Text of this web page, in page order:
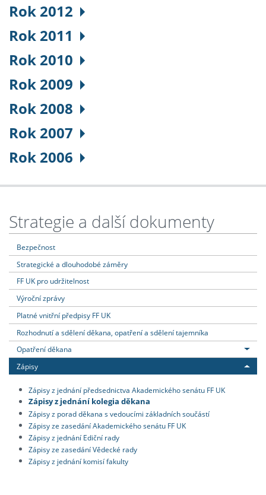
Rok 2012
Rok 2011
Rok 2010
Rok 2009
Rok 2008
Rok 2007
Rok 2006
Strategie a další dokumenty
Bezpečnost
Strategické a dlouhodobé záměry
FF UK pro udržitelnost
Výroční zprávy
Platné vnitřní předpisy FF UK
Rozhodnutí a sdělení děkana, opatření a sdělení tajemníka
Opatření děkana
Zápisy
Zápisy z jednání předsednictva Akademického senátu FF UK
Zápisy z jednání kolegia děkana
Zápisy z porad děkana s vedoucími základních součástí
Zápisy ze zasedání Akademického senátu FF UK
Zápisy z jednání Ediční rady
Zápisy ze zasedání Vědecké rady
Zápisy z jednání komisí fakulty